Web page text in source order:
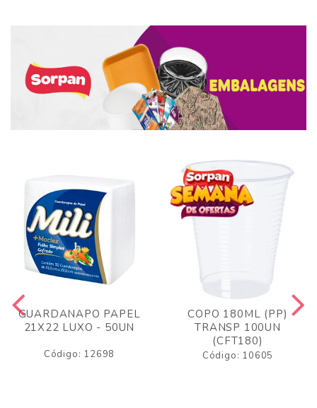
GUARDANAPO PAPEL
21X22 LUXO - 50UN
Código: 12698
COPO 180ML (PP)
TRANSP 100UN
(CFT180)
Código: 10605